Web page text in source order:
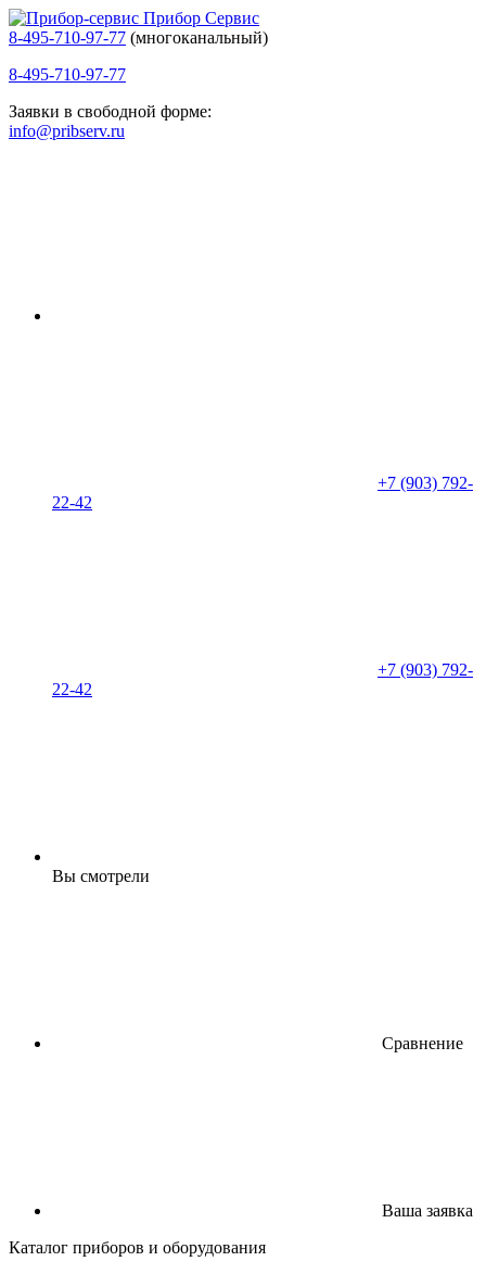
Прибор Сервис
8-495-710-97-77 (многоканальный)
8-495-710-97-77
Заявки в свободной форме:
info@pribserv.ru
+7 (903) 792-
22-42
+7 (903) 792-
22-42
Вы смотрели
Сравнение
Ваша заявка
Каталог приборов и оборудования